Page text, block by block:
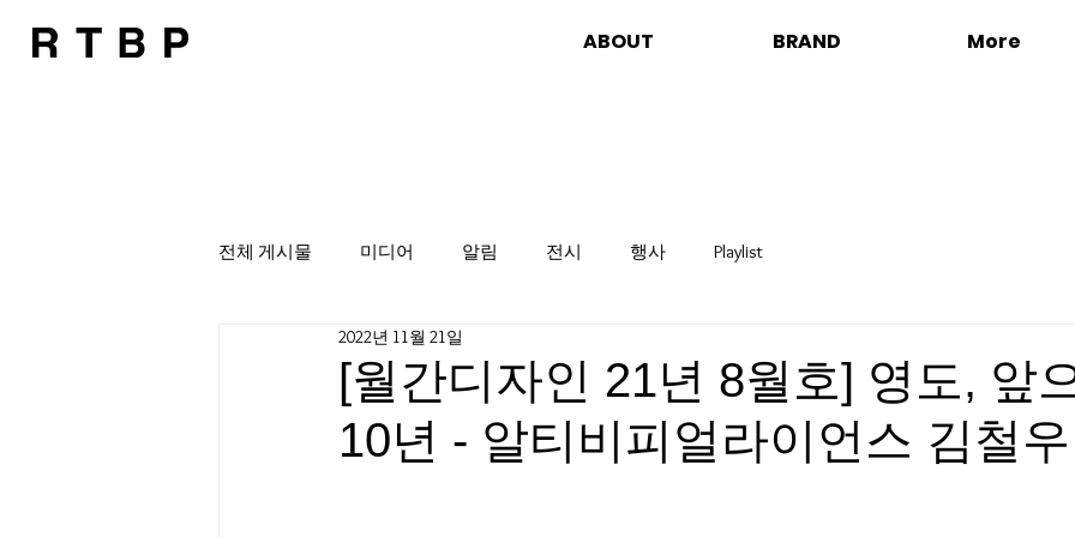
ABOUT BRAND More
전체 게시물 미디어 알림 전시 행사 Playlist
[월간디자인 21년 8월호] 영도, 앞
10년 - 알티비피얼라이언스 김철
2022년 11월 21일